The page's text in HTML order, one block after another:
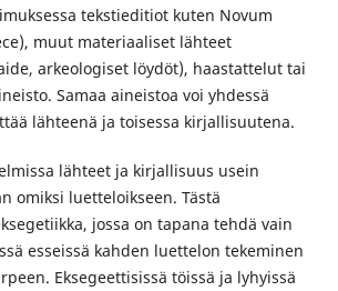
tekstieditiot kuten Novum
muut materiaaliset lähteet
arkeologiset löydöt), haastattelut tai
Samaa aineistoa voi yhdessä
lähteenä ja toisessa kirjallisuutena.
lähteet ja kirjallisuus usein
omiksi luetteloikseen. Tästä
jossa on tapana tehdä vain
esseissä kahden luettelon tekeminen
Eksegeettisissä töissä ja lyhyissä